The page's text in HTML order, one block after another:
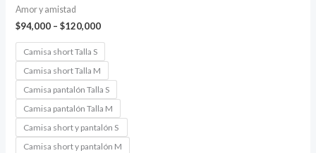
Amor y amistad
$94,000 – $120,000Price
through
Camisa short Talla S
Camisa short Talla M
Camisa pantalón Talla S
Camisa pantalón Talla M
Camisa short y pantalón S
Camisa short y pantalón M